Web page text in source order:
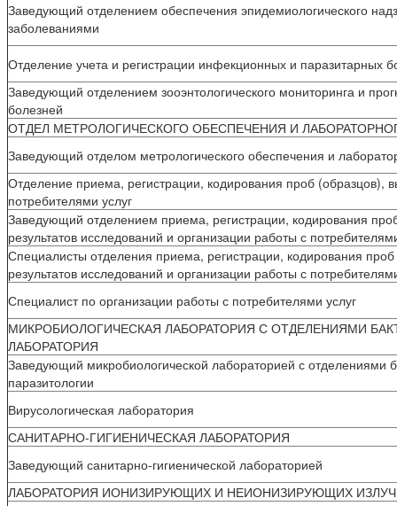
Заведующий отделением обеспечения эпидемиологического
заболеваниями
Отделение учета и регистрации инфекционных и паразитарных
Заведующий отделением зооэнтологического мониторинга и
болезней
ОТДЕЛ МЕТРОЛОГИЧЕСКОГО ОБЕСПЕЧЕНИЯ И
Заведующий отделом метрологического обеспечения и
Отделение приема, регистрации, кодирования проб (образцов),
потребителями услуг
Заведующий отделением приема, регистрации, кодирования
результатов исследований и организации работы с
Специалисты отделения приема, регистрации, кодирования
результатов исследований и организации работы с
Специалист по организации работы с потребителями услуг
МИКРОБИОЛОГИЧЕСКАЯ ЛАБОРАТОРИЯ С ОТДЕЛЕНИЯМИ
ЛАБОРАТОРИЯ
Заведующий микробиологической лабораторией с отделениями
паразитологии
Вирусологическая лаборатория
САНИТАРНО-ГИГИЕНИЧЕСКАЯ ЛАБОРАТОРИЯ
Заведующий санитарно-гигиенической лабораторией
ЛАБОРАТОРИЯ ИОНИЗИРУЮЩИХ И НЕИОНИЗИРУЮЩИХ